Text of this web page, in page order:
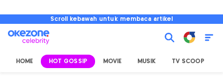
Scroll kebawah untuk membaca artikel
HOME HOT GOSSIP MOVIE MUSIK TV SCOOP